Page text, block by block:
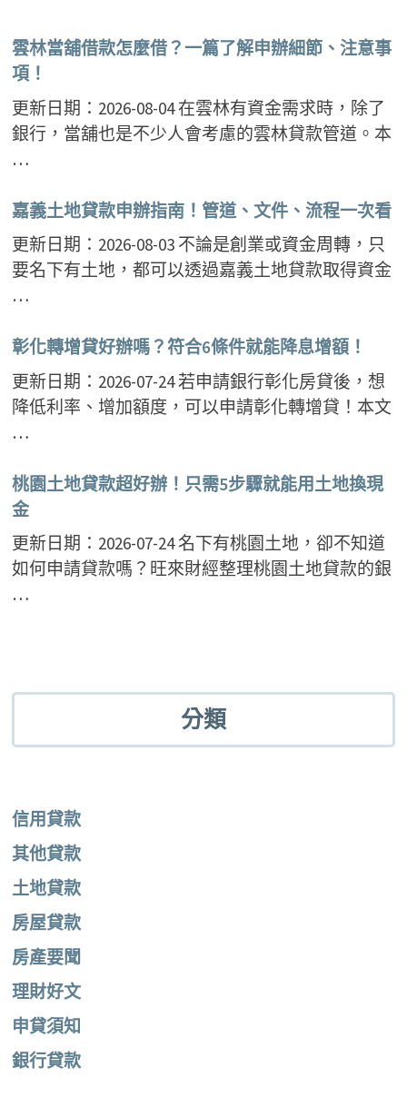
雲林當舖借款怎麼借？一篇了解申辦細節、注意事
項！
更新日期：2026-08-04 在雲林有資金需求時，除了
銀行，當舖也是不少人會考慮的雲林貸款管道。本
…
嘉義土地貸款申辦指南！管道、文件、流程一次看
更新日期：2026-08-03 不論是創業或資金周轉，只
要名下有土地，都可以透過嘉義土地貸款取得資金
…
彰化轉增貸好辦嗎？符合6條件就能降息增額！
更新日期：2026-07-24 若申請銀行彰化房貸後，想
降低利率、增加額度，可以申請彰化轉增貸！本文
…
桃園土地貸款超好辦！只需5步驟就能用土地換現
金
更新日期：2026-07-24 名下有桃園土地，卻不知道
如何申請貸款嗎？旺來財經整理桃園土地貸款的銀
…
分類
信用貸款
其他貸款
土地貸款
房屋貸款
房產要聞
理財好文
申貸須知
銀行貸款